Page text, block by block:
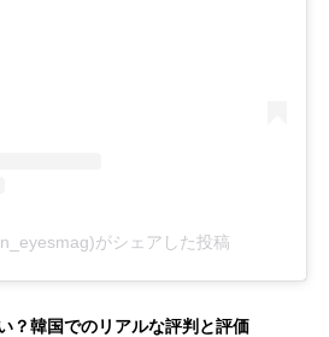
がシェアした投稿
？韓国でのリアルな評判と評価